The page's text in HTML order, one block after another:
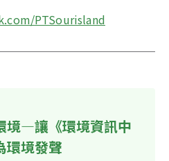
PTSourisland
境—讓《環境資訊中
環境發聲